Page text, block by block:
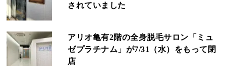
されていました
アリオ亀有2階の全身脱毛サロン「ミュ
ゼプラチナム」が7/31（水）をもって閉
店